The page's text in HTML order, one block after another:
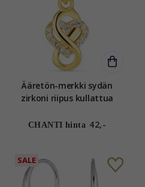
Ääretön-merkki sydän
zirkoni riipus kullattua
CHANTI hinta 42,-
SALE